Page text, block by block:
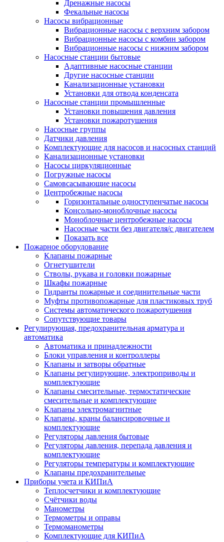
Дренажные насосы
Фекальные насосы
Насосы вибрационные
Вибрационные насосы с верхним забором
Вибрационные насосы с комбин забором
Вибрационные насосы с нижним забором
Насосные станции бытовые
Адаптивные насосные станции
Другие насосные станции
Канализационные установки
Установки для отвода конденсата
Насосные станции промышленные
Установки повышения давления
Установки пожаротушения
Насосные группы
Датчики давления
Комплектующие для насосов и насосных станций
Канализационные установки
Насосы циркуляционные
Погружные насосы
Самовсасывающие насосы
Центробежные насосы
Горизонтальные одноступенчатые насосы
Консольно-моноблочные насосы
Моноблочные центробежные насосы
Насосные части без двигателя/с двигателем
Показать все
Пожарное оборудование
Клапаны пожарные
Огнетушители
Стволы, рукава и головки пожарные
Шкафы пожарные
Гидранты пожарные и соединительные части
Муфты противопожарные для пластиковых труб
Системы автоматического пожаротушения
Сопутствующие товары
Регулирующая, предохранительная арматура и
автоматика
Автоматика и принадлежности
Блоки управления и контроллеры
Клапаны и затворы обратные
Клапаны регулирующие, электроприводы и
комплектующие
Клапаны смесительные, термостатические
смесительные и комплектующие
Клапаны электромагнитные
Клапаны, краны балансировочные и
комплектующие
Регуляторы давления бытовые
Регуляторы давления, перепада давления и
комплектующие
Регуляторы температуры и комплектующие
Клапаны предохранительные
Приборы учета и КИПиА
Теплосчетчики и комплектующие
Счётчики воды
Манометры
Термометры и оправы
Термоманометры
Комплектующие для КИПиА